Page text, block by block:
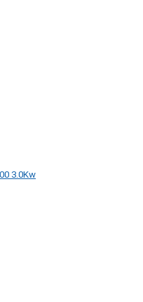
3.0Kw